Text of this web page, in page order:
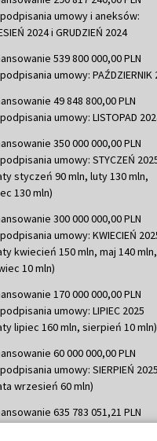
umowy i aneksów:
2024 i GRUDZIEŃ 2024
539 800 000,00 PLN
umowy: PAŹDZIERNIK
49 848 800,00 PLN
umowy: LISTOPAD
350 000 000,00 PLN
umowy: STYCZEŃ
styczeń 90 mln, luty 130 mln,
130 mln)
300 000 000,00 PLN
umowy: KWIECIEŃ
kwiecień 150 mln, maj 140 mln,
10 mln)
170 000 000,00 PLN
umowy: LIPIEC 2025
lipiec 160 mln, sierpień 10 mln)
60 000 000,00 PLN
umowy: SIERPIEŃ 2025
wrzesień 60 mln)
635 783 051,21 PLN